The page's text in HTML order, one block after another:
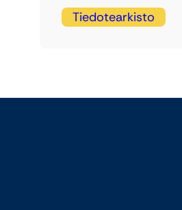
Tiedotearkisto